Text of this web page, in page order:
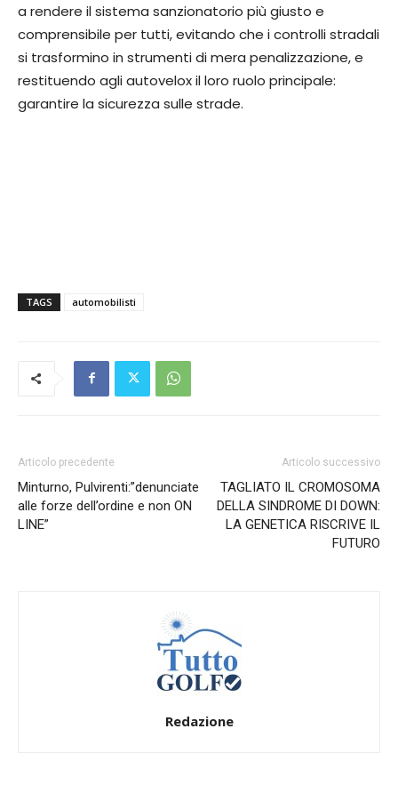
a rendere il sistema sanzionatorio più giusto e
comprensibile per tutti, evitando che i controlli stradali
si trasformino in strumenti di mera penalizzazione, e
restituendo agli autovelox il loro ruolo principale:
garantire la sicurezza sulle strade.
TAGS automobilisti
Articolo precedente
Minturno, Pulvirenti:”denunciate
alle forze dell’ordine e non ON
LINE”
Articolo successivo
TAGLIATO IL CROMOSOMA
DELLA SINDROME DI DOWN:
LA GENETICA RISCRIVE IL
FUTURO
Redazione